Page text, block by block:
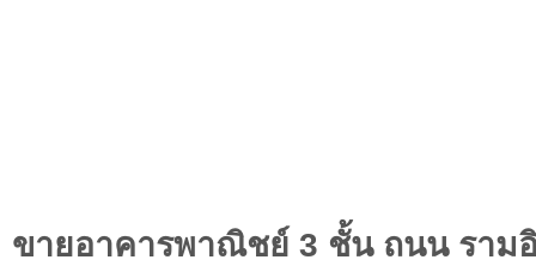
ขายอาคารพาณิชย์ 3 ชั้น ถนน ราม